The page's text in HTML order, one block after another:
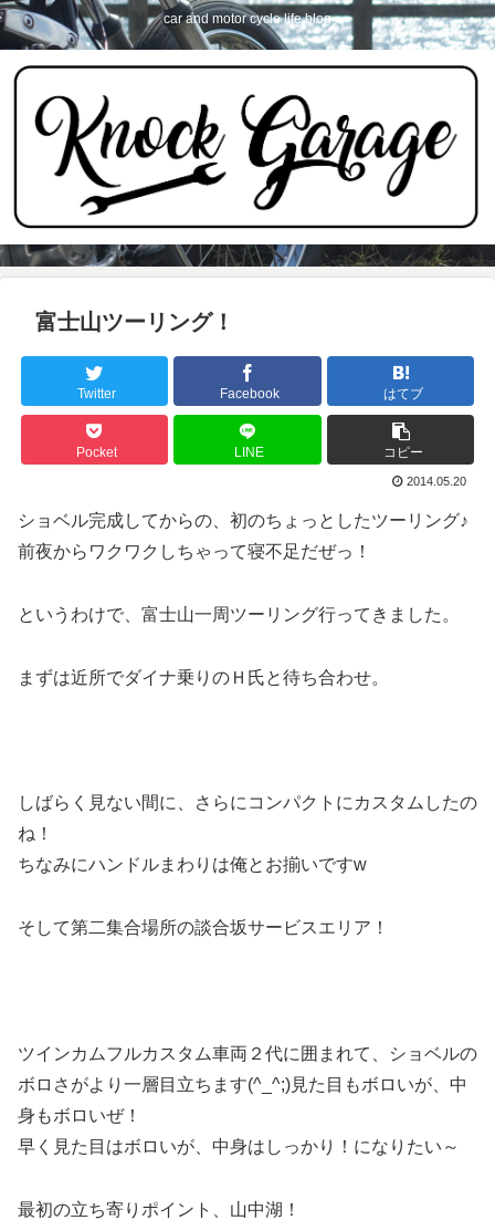
car and motor cycle life blog
富士山ツーリング！
Twitter Facebook はてブ
Pocket LINE コピー
2014.05.20
ショベル完成してからの、初のちょっとしたツーリング♪
前夜からワクワクしちゃって寝不足だぜっ！
というわけで、富士山一周ツーリング行ってきました。
まずは近所でダイナ乗りのＨ氏と待ち合わせ。
しばらく見ない間に、さらにコンパクトにカスタムしたの
ね！
ちなみにハンドルまわりは俺とお揃いですw
そして第二集合場所の談合坂サービスエリア！
ツインカムフルカスタム車両２代に囲まれて、ショベルの
ボロさがより一層目立ちます(^_^;)見た目もボロいが、中
身もボロいぜ！
早く見た目はボロいが、中身はしっかり！になりたい～
最初の立ち寄りポイント、山中湖！